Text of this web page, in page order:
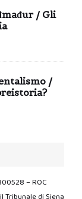
/ Gli
/
– ROC